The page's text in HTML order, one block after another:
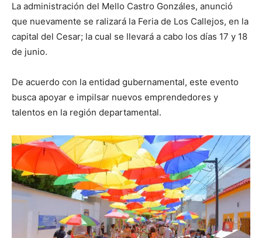
La administración del Mello Castro Gonzáles, anunció
que nuevamente se ralizará la Feria de Los Callejos, en la
capital del Cesar; la cual se llevará a cabo los días 17 y 18
de junio.
De acuerdo con la entidad gubernamental, este evento
busca apoyar e impilsar nuevos emprendedores y
talentos en la región departamental.